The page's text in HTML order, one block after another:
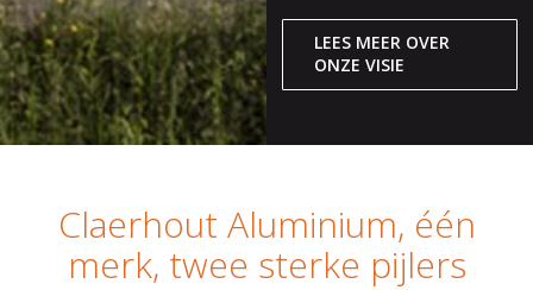
LEES MEER OVER
ONZE VISIE
Claerhout Aluminium, één
merk, twee sterke pijlers